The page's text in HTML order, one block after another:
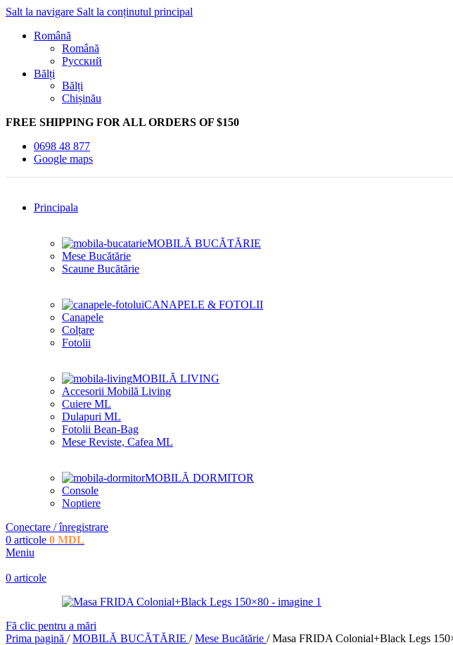
Salt la navigare Salt la conținutul principal
Română
Română
Русский
Bălți
Bălți
Chișinău
FREE SHIPPING FOR ALL ORDERS OF $150
0698 48 877
Google maps
Principala
MOBILĂ BUCĂTĂRIE
Mese Bucătărie
Scaune Bucătărie
CANAPELE & FOTOLII
Canapele
Colțare
Fotolii
MOBILĂ LIVING
Accesorii Mobilă Living
Cuiere ML
Dulapuri ML
Fotolii Bean-Bag
Mese Reviste, Cafea ML
MOBILĂ DORMITOR
Console
Noptiere
Conectare / înregistrare
0 articole 0 MDL
Meniu
0 articole
Fă clic pentru a mări
Prima pagină / MOBILĂ BUCĂTĂRIE / Mese Bucătărie / Masa FRIDA Colonial+Black Legs